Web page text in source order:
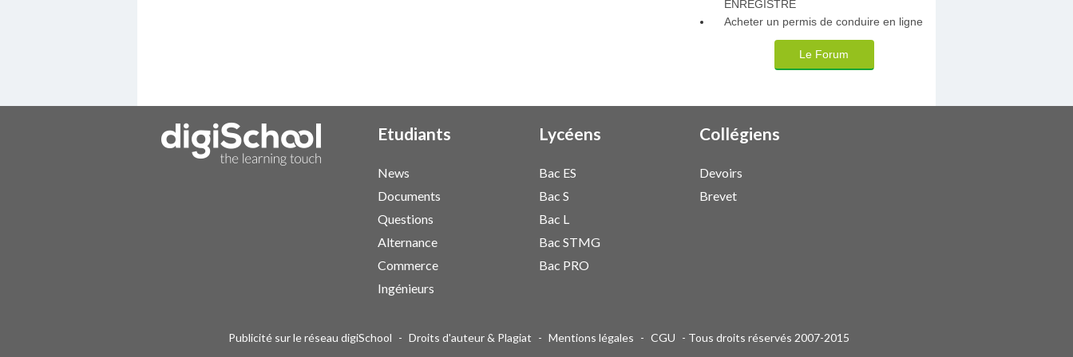
ENREGISTRE
Acheter un permis de conduire en ligne
Le Forum
Etudiants
News
Documents
Questions
Alternance
Commerce
Ingénieurs
Lycéens
Bac ES
Bac S
Bac L
Bac STMG
Bac PRO
Collégiens
Devoirs
Brevet
Publicité sur le réseau digiSchool - Droits d'auteur & Plagiat - Mentions légales - CGU - Tous droits réservés 2007-2015